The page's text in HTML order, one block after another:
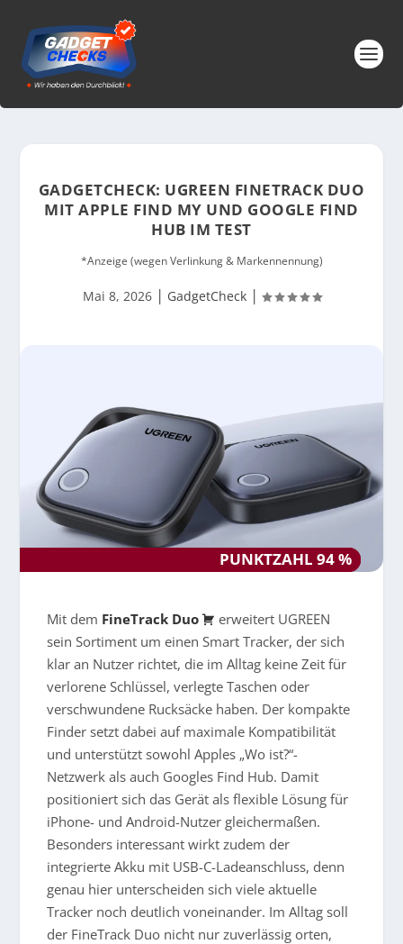
GADGETCHECK: UGREEN FINETRACK DUO
MIT APPLE FIND MY UND GOOGLE FIND
HUB IM TEST
*Anzeige (wegen Verlinkung & Markennennung)
Mai 8, 2026| GadgetCheck|
PUNKTZAHL 94 %
PUNKTZAHL 94 %
Mit dem FineTrack Duo
erweitert UGREEN
sein Sortiment um einen Smart Tracker, der sich
klar an Nutzer richtet, die im Alltag keine Zeit für
verlorene Schlüssel, verlegte Taschen oder
verschwundene Rucksäcke haben. Der kompakte
Finder setzt dabei auf maximale Kompatibilität
und unterstützt sowohl Apples „Wo ist?“-
Netzwerk als auch Googles Find Hub. Damit
positioniert sich das Gerät als flexible Lösung für
iPhone- und Android-Nutzer gleichermaßen.
Besonders interessant wirkt zudem der
integrierte Akku mit USB-C-Ladeanschluss, denn
genau hier unterscheiden sich viele aktuelle
Tracker noch deutlich voneinander. Im Alltag soll
der FineTrack Duo nicht nur zuverlässig orten,